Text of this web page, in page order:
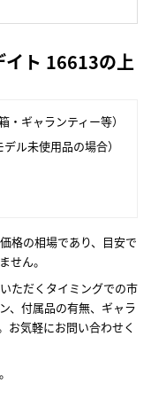
イト 16613の上
ギャランティー等）
ル未使用品の場合）
格の相場であり、目安で
せん。
ただくタイミングでの市
、付属品の有無、ギャラ
お気軽にお問い合わせく